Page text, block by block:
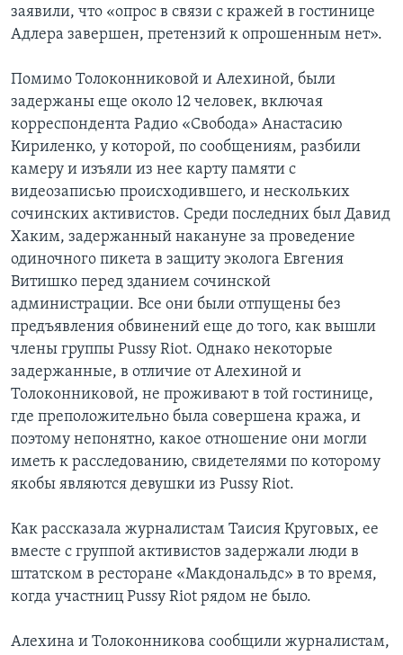
заявили, что «опрос в связи с кражей в гостинице
Адлера завершен, претензий к опрошенным нет».
Помимо Толоконниковой и Алехиной, были
задержаны еще около 12 человек, включая
корреспондента Радио «Свобода» Анастасию
Кириленко, у которой, по сообщениям, разбили
камеру и изъяли из нее карту памяти с
видеозаписью происходившего, и нескольких
сочинских активистов. Среди последних был Давид
Хаким, задержанный накануне за проведение
одиночного пикета в защиту эколога Евгения
Витишко перед зданием сочинской
администрации. Все они были отпущены без
предъявления обвинений еще до того, как вышли
члены группы Pussy Riot. Однако некоторые
задержанные, в отличие от Алехиной и
Толоконниковой, не проживают в той гостинице,
где преположительно была совершена кража, и
поэтому непонятно, какое отношение они могли
иметь к расследованию, свидетелями по которому
якобы являются девушки из Pussy Riot.
Как рассказала журналистам Таисия Круговых, ее
вместе с группой активистов задержали люди в
штатском в ресторане «Макдональдс» в то время,
когда участниц Pussy Riot рядом не было.
Алехина и Толоконникова сообщили журналистам,